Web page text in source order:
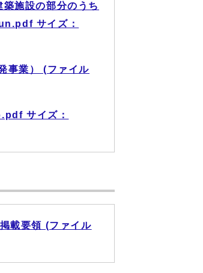
施設の部分のうち
サイズ：
事業） (ファイル
サイズ：
載要領 (ファイル